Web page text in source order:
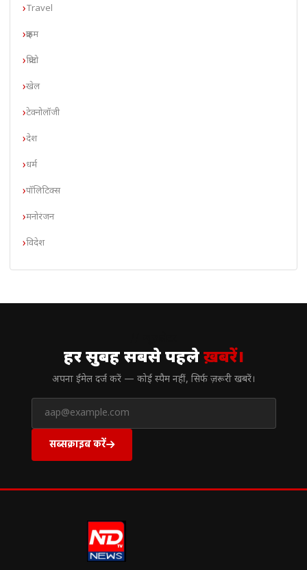
Travel
क्राइम
क्रिप्टो
खेल
टेक्नोलॉजी
देश
धर्म
पॉलिटिक्स
मनोरंजन
विदेश
हर सुबह सबसे पहलेख़बरें।
अपना ईमेल दर्ज करें — कोई स्पैम नहीं, सिर्फ ज़रूरी खबरें।
सब्सक्राइब करें